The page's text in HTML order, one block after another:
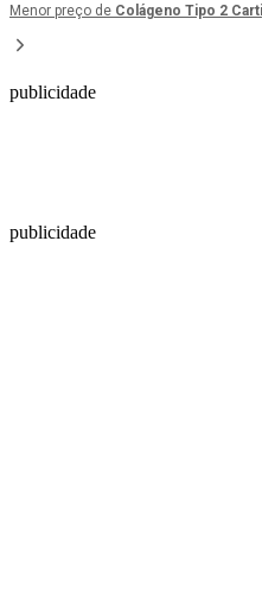
Menor preço de Colágeno Tipo 2
publicidade
publicidade